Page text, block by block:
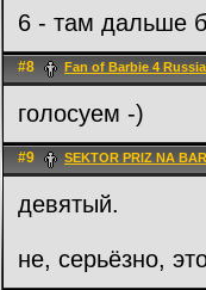
6 - там дальше
#8 Fan of Barbie 4 Russia
голосуем -)
#9 SEKTOR PRIZ NA
девятый.
не, серьёзно,